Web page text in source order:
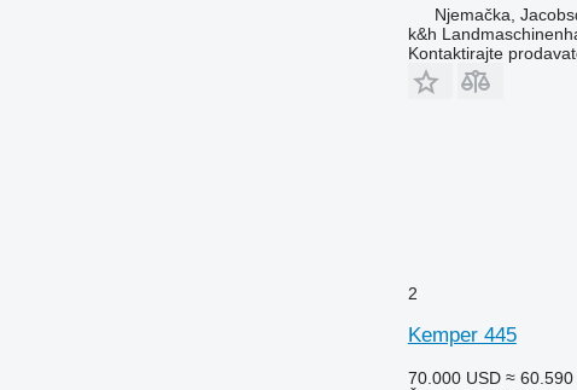
Njemačka,
k&h
Kontaktirajte
2
Kemper 445
70.000 USD ≈ 60.590